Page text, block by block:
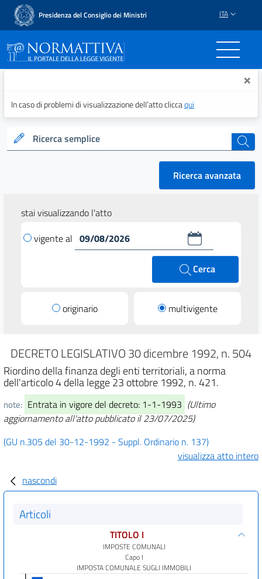
Presidenza del Consiglio dei Ministri ITA
Normattiva - Il portale ×
In caso di problemi di visualizzazione dell’atto cliccaqui
Ricerca semplice cerca
Ricerca avanzata
stai visualizzando l'atto
vigente al
Cerca
originario multivigente
DECRETO LEGISLATIVO 30 dicembre 1992, n. 504
Riordino della finanza degli enti territoriali, a norma
dell'articolo 4 della legge 23 ottobre 1992, n. 421.
note: Entrata in vigore del decreto: 1-1-1993 (Ultimo
aggiornamento all'atto pubblicato il 23/07/2025)
(GU n.305 del 30-12-1992 - Suppl. Ordinario n. 137)
visualizza atto intero
nascondi
Articoli
TITOLO I
IMPOSTE COMUNALI
Capo I
IMPOSTA COMUNALE SUGLI IMMOBILI